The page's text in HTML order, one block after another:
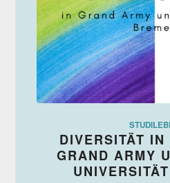
DIVERSITÄT
GRAND ARMY